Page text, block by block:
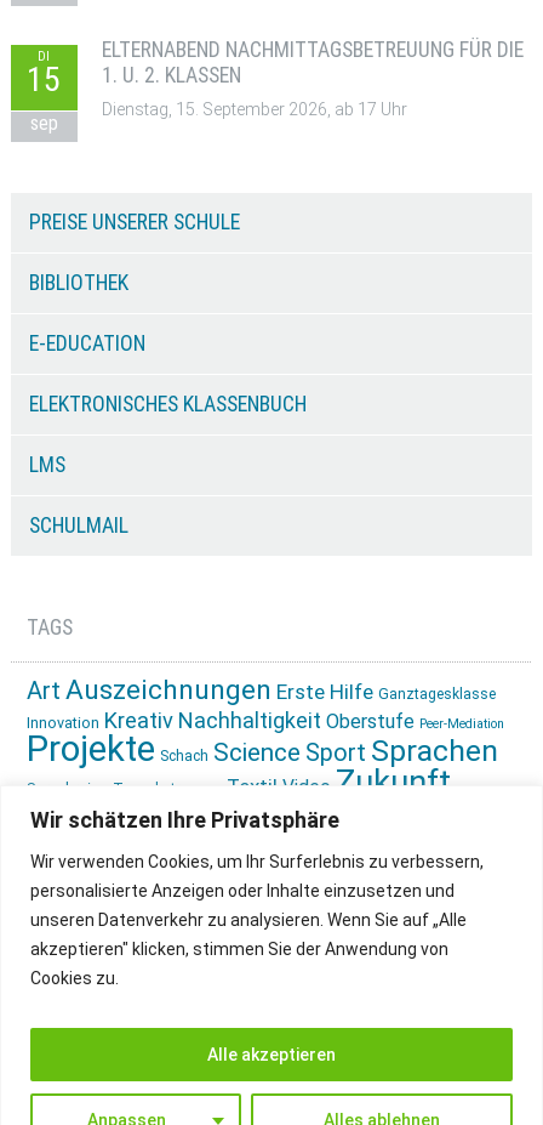
Wir schätzen Ihre Privatsphäre
Wir verwenden Cookies, um Ihr Surferlebnis zu verbessern,
personalisierte Anzeigen oder Inhalte einzusetzen und
unseren Datenverkehr zu analysieren. Wenn Sie auf „Alle
akzeptieren" klicken, stimmen Sie der Anwendung von
Cookies zu.
Anpassen Alles ablehnen
Alle akzeptieren
DI
15
sep
ELTERNABEND NACHMITTAGSBETREUUNG FÜR DIE
1. U. 2. KLASSEN
Dienstag, 15. September 2026, ab 17 Uhr
PREISE UNSERER SCHULE
BIBLIOTHEK
E-EDUCATION
ELEKTRONISCHES KLASSENBUCH
LMS
SCHULMAIL
TAGS
Art Auszeichnungen Erste Hilfe Ganztagesklasse
Innovation Kreativ Nachhaltigkeit Oberstufe Peer-Mediation
Projekte Schach Science Sport Sprachen
Sprachreise Tagesbetreuung Textil Video Zukunft
gestalten Ökologie
IMPRESSUM